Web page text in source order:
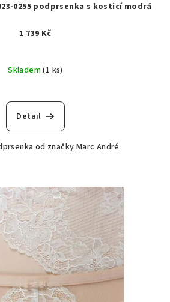
0255 podprsenka s kosticí modrá
1 739 Kč
Skladem(1 ks)
Detail
od značky Marc André